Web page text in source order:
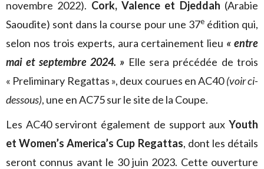
novembre 2022). Cork, Valence et Djeddah (Arabie
Saoudite) sont dans la course pour une 37eédition qui,
selon nos trois experts, aura certainement lieu « entre
mai et septembre 2024. » Elle sera précédée de trois
« Preliminary Regattas », deux courues en AC40(voir ci-
dessous), une en AC75 sur le site de la Coupe.
Les AC40 serviront également de support aux Youth
et Women’s America’s Cup Regattas, dont les détails
seront connus avant le 30 juin 2023. Cette ouverture